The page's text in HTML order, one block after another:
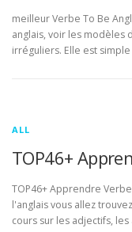
meilleur Verbe To Be
anglais, voir les modèles
irréguliers. Elle est
ALL
TOP46+
TOP46+ Apprendre
l'anglais vous allez
cours sur les adjectifs,